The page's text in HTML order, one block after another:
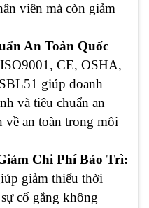
viên mà còn giảm
An Toàn Quốc
CE, OSHA,
giúp doanh
và tiêu chuẩn an
an toàn trong môi
Chi Phí Bảo Trì:
giảm thiểu thời
cố gắng không